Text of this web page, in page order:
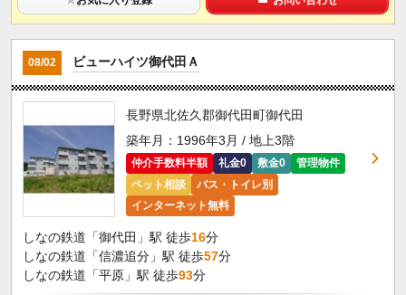
08/02 ビューハイツ御代田Ａ
長野県北佐久郡御代田町御代田
築年月：1996年3月 / 地上3階
仲介手数料半額 礼金0 敷金0
管理物件
ペット相談
バス・トイレ別
インターネット無料
しなの鉄道「御代田」駅 徒歩16分
しなの鉄道「信濃追分」駅 徒歩57分
しなの鉄道「平原」駅 徒歩93分